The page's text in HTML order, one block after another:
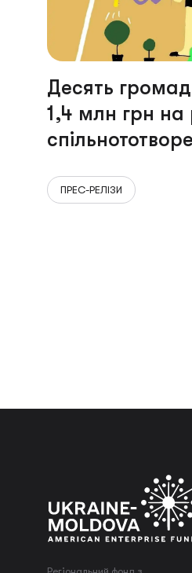
Десять
1,4 млн грн на
UMAEF
ПРЕС-РЕЛІЗИ